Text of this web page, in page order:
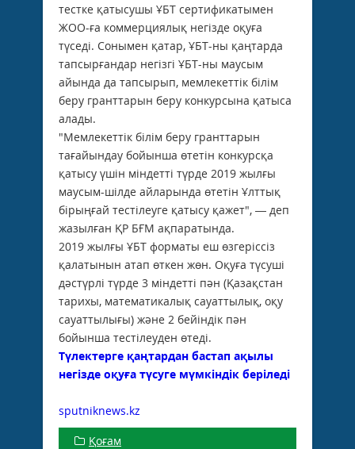
тестке қатысушы ҰБТ сертификатымен
ЖОО-ға коммерциялық негізде оқуға
түседі. Сонымен қатар, ҰБТ-ны қаңтарда
тапсырғандар негізгі ҰБТ-ны маусым
айында да тапсырып, мемлекеттік білім
беру гранттарын беру конкурсына қатыса
алады.
"Мемлекеттік білім беру гранттарын
тағайындау бойынша өтетін конкурсқа
қатысу үшін міндетті түрде 2019 жылғы
маусым-шілде айларында өтетін Ұлттық
бірыңғай тестілеуге қатысу қажет", — деп
жазылған ҚР БҒМ ақпаратында.
2019 жылғы ҰБТ форматы еш өзгеріссіз
қалатынын атап өткен жөн. Оқуға түсуші
дәстүрлі түрде 3 міндетті пән (Қазақстан
тарихы, математикалық сауаттылық, оқу
сауаттылығы) және 2 бейіндік пән
бойынша тестілеуден өтеді.
Түлектерге қаңтардан бастап ақылы
негізде оқуға түсуге мүмкіндік беріледі
sputniknews.kz
Қоғам